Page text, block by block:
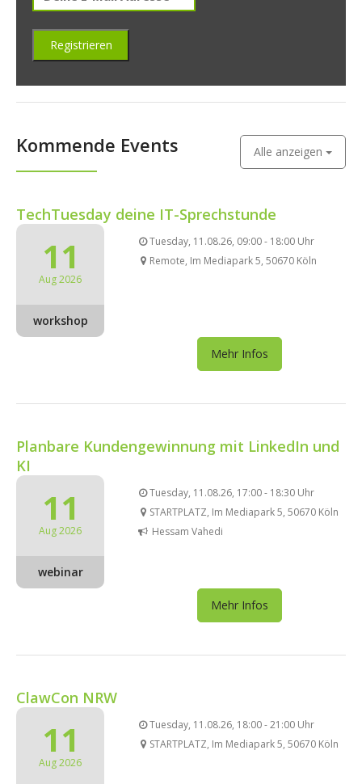
Kommende Events Alle anzeigen
TechTuesday deine IT-Sprechstunde
11
Aug 2026
workshop
Tuesday, 11.08.26, 09:00 - 18:00 Uhr
Remote, Im Mediapark 5, 50670 Köln
Mehr Infos
Planbare Kundengewinnung mit LinkedIn und
KI
11
Aug 2026
webinar
Tuesday, 11.08.26, 17:00 - 18:30 Uhr
STARTPLATZ, Im Mediapark 5, 50670 Köln
Hessam Vahedi
Mehr Infos
ClawCon NRW
11
Aug 2026
Tuesday, 11.08.26, 18:00 - 21:00 Uhr
STARTPLATZ, Im Mediapark 5, 50670 Köln